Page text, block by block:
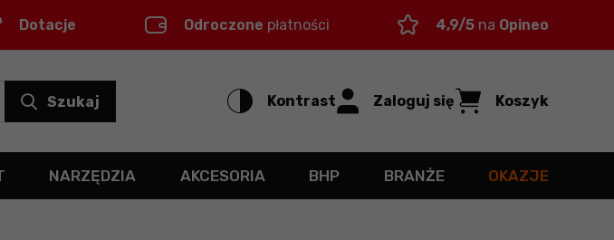
Dotacje Odroczone płatności 4,9/5 na Opineo
Szukaj Kontrast Zaloguj się Koszyk
NARZĘDZIA AKCESORIA BHP BRANŻE OKAZJE